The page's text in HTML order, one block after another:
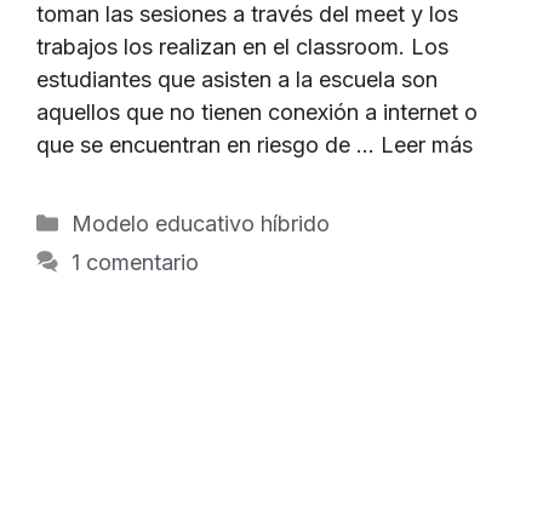
toman las sesiones a través del meet y los
trabajos los realizan en el classroom. Los
estudiantes que asisten a la escuela son
aquellos que no tienen conexión a internet o
que se encuentran en riesgo de … Leer más
Categorías
Modelo educativo híbrido
1 comentario